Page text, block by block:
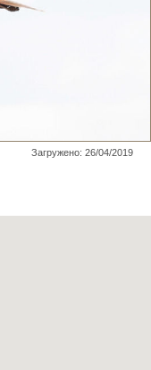
Загружено: 26/04/2019